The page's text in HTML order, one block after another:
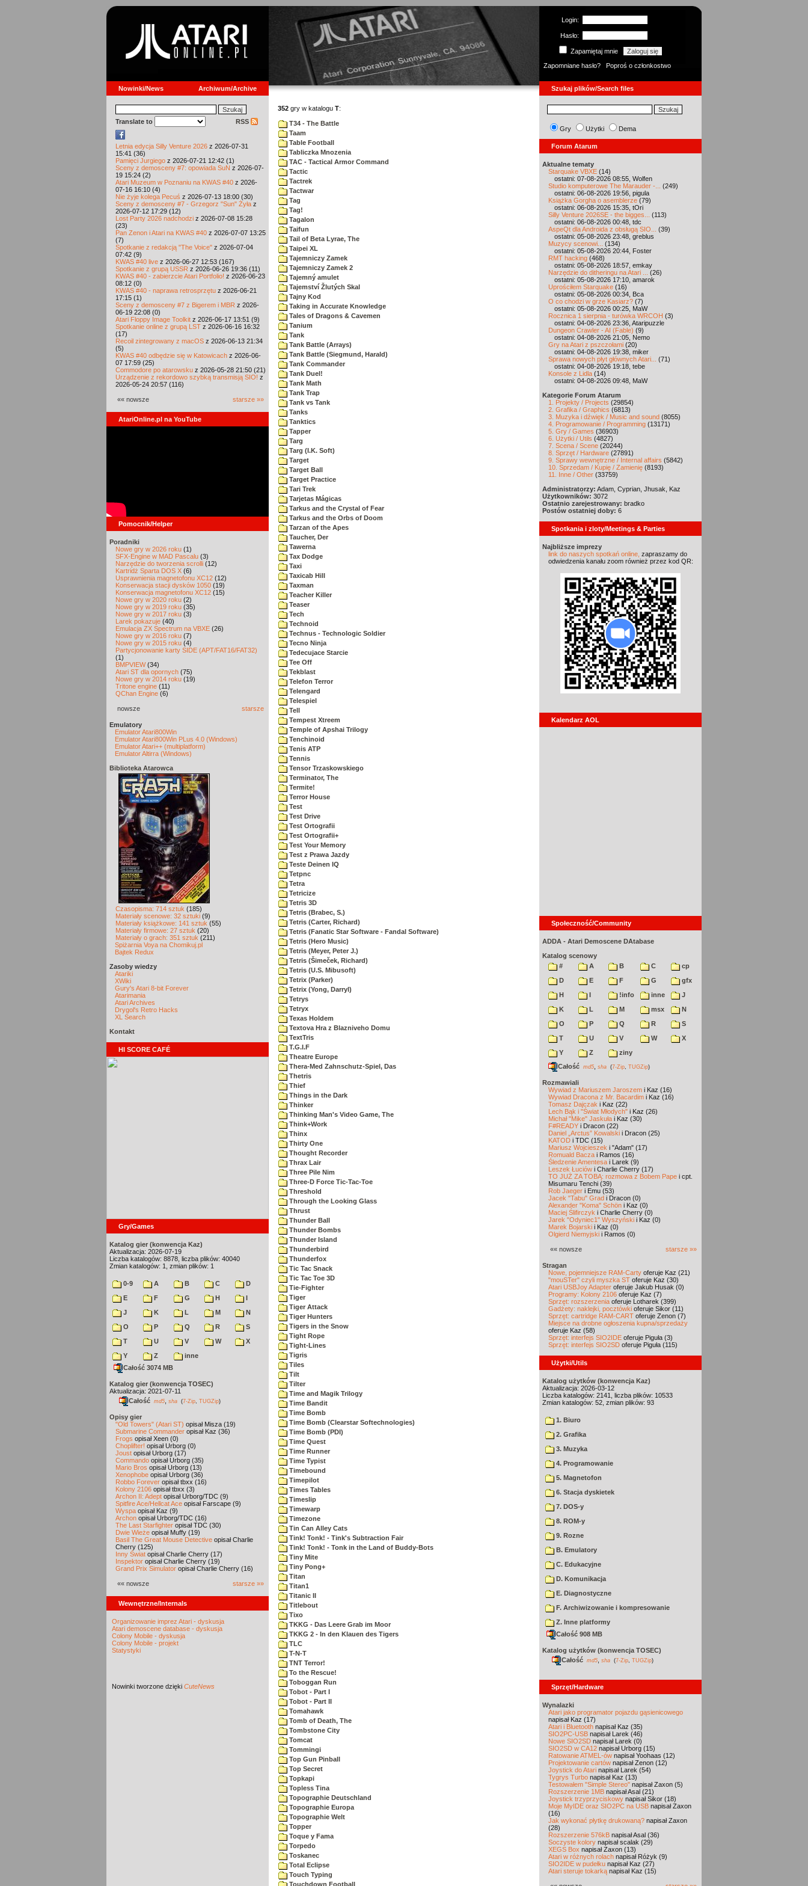
Login:
Hasło:
Zapamiętaj mnie
Zapomniane hasło?
Poproś o członkostwo
Nowinki/News Archiwum/Archive Szukaj plików/Search files
Translate to RSS
Letnia edycja Silly Venture 2026 z 2026-07-31
15:41 (36)
Pamięci Jurgiego z 2026-07-21 12:42 (1)
Sceny z demosceny #7: opowiada SuN z 2026-07-
19 15:24 (2)
Atari Muzeum w Poznaniu na KWAS #40 z 2026-
07-16 16:10 (4)
Nie żyje kolega Pecuś z 2026-07-13 18:00 (30)
Sceny z demosceny #7 - Grzegorz "Sun" Żyła z
2026-07-12 17:29 (12)
Lost Party 2026 nadchodzi z 2026-07-08 15:28
(23)
Pan Zenon i Atari na KWAS #40 z 2026-07-07 13:25
(7)
Spotkanie z redakcją "The Voice" z 2026-07-04
07:42 (9)
KWAS #40 live z 2026-06-27 12:53 (167)
Spotkanie z grupą USSR z 2026-06-26 19:36 (11)
KWAS #40 - zabierzcie Atari Portfolio! z 2026-06-23
08:12 (0)
KWAS #40 - naprawa retrosprzętu z 2026-06-21
17:15 (1)
Sceny z demosceny #7 z Bigerem i MBR z 2026-
06-19 22:08 (0)
Atari Floppy Image Toolkit z 2026-06-17 13:51 (9)
Spotkanie online z grupą LST z 2026-06-16 16:32
(17)
Recoil zintegrowany z macOS z 2026-06-13 21:34
(5)
KWAS #40 odbędzie się w Katowicach z 2026-06-
07 17:59 (25)
Commodore po atarowsku z 2026-05-28 21:50 (21)
Urządzenie z rekordowo szybką transmisją SIO! z
2026-05-24 20:57 (116)
«« nowsze starsze »»
AtariOnline.pl na YouTube
Pomocnik/Helper
Poradniki
Nowe gry w 2026 roku (1)
SFX-Engine w MAD Pascalu (3)
Narzędzie do tworzenia scrolli (12)
Kartridż Sparta DOS X (6)
Usprawnienia magnetofonu XC12 (12)
Konserwacja stacji dysków 1050 (19)
Konserwacja magnetofonu XC12 (15)
Nowe gry w 2020 roku (2)
Nowe gry w 2019 roku (35)
Nowe gry w 2017 roku (3)
Larek pokazuje (40)
Emulacja ZX Spectrum na VBXE (26)
Nowe gry w 2016 roku (7)
Nowe gry w 2015 roku (4)
Partycjonowanie karty SIDE (APT/FAT16/FAT32)
(1)
BMPVIEW(34)
Atari ST dla opornych (75)
Nowe gry w 2014 roku (19)
Tritone engine (11)
QChan Engine (6)
nowsze starsze
Emulatory
Emulator Atari800Win
Emulator Atari800Win PLus 4.0 (Windows)
Emulator Atari++ (multiplatform)
Emulator Altirra (Windows)
Biblioteka Atarowca
Czasopisma: 714 sztuk (185)
Materiały scenowe: 32 sztuki (9)
Materiały książkowe: 141 sztuk (55)
Materiały firmowe: 27 sztuk (20)
Materiały o grach: 351 sztuk (211)
Spiżarnia Voya na Chomikuj.pl
Bajtek Redux
Zasoby wiedzy
Atariki
XWiki
Gury's Atari 8-bit Forever
Atarimania
Atari Archives
Drygol's Retro Hacks
XL Search
Kontakt
HI SCORE CAFÉ
Gry/Games
Katalog gier (konwencja Kaz)
Aktualizacja: 2026-07-19
Liczba katalogów: 8878, liczba plików: 40040
Zmian katalogów: 1, zmian plików: 1
0-9 A B C
D
E
F G H
I
J
K L M
N
O
P Q R
S
T
U V W
X
Y
Z
inne
Całość 3074 MB
Katalog gier (konwencja TOSEC)
Aktualizacja: 2021-07-11
Całość md5 sha (7-Zip TUGZip)
Opisy gier
"Old Towers" (Atari ST) opisał Misza (19)
Submarine Commander opisał Kaz (36)
Frogs opisał Xeen (0)
Choplifter! opisał Urborg (0)
Joust opisał Urborg (17)
Commando opisał Urborg (35)
Mario Bros opisał Urborg (13)
Xenophobe opisał Urborg (36)
Robbo Forever opisał tbxx (16)
Kolony 2106 opisał tbxx (3)
Archon II: Adept opisał Urborg/TDC (9)
Spitfire Ace/Hellcat Ace opisał Farscape (9)
Wyspa opisał Kaz (9)
Archon opisał Urborg/TDC (16)
The Last Starfighter opisał TDC (30)
Dwie Wieże opisał Muffy (19)
Basil The Great Mouse Detective opisał Charlie
Cherry (125)
Inny Świat opisał Charlie Cherry (17)
Inspektor opisał Charlie Cherry (19)
Grand Prix Simulator opisał Charlie Cherry (16)
«« nowsze starsze »»
Wewnętrzne/Internals
Organizowanie imprez Atari - dyskusja
Atari demoscene database - dyskusja
Colony Mobile - dyskusja
Colony Mobile - projekt
Statystyki
Nowinki tworzone dzięki CuteNews
352 gry w katalogu T:
T34 - The Battle
Taam
Table Football
Tabliczka Mnozenia
TAC - Tactical Armor Command
Tactic
Tactrek
Tactwar
Tag
Tag!
Tagalon
Taifun
Tail of Beta Lyrae, The
Taipei XL
Tajemniczy Zamek
Tajemniczy Zamek 2
Tajemný amulet
Tajemství Žlutých Skal
Tajny Kod
Taking in Accurate Knowledge
Tales of Dragons & Cavemen
Tanium
Tank
Tank Battle (Arrays)
Tank Battle (Siegmund, Harald)
Tank Commander
Tank Duel!
Tank Math
Tank Trap
Tank vs Tank
Tanks
Tanktics
Tapper
Targ
Targ (I.K. Soft)
Target
Target Ball
Target Practice
Tari Trek
Tarjetas Mágicas
Tarkus and the Crystal of Fear
Tarkus and the Orbs of Doom
Tarzan of the Apes
Taucher, Der
Tawerna
Tax Dodge
Taxi
Taxicab Hill
Taxman
Teacher Killer
Teaser
Tech
Technoid
Technus - Technologic Soldier
Tecno Ninja
Tedecujace Starcie
Tee Off
Tekblast
Telefon Terror
Telengard
Telespiel
Tell
Tempest Xtreem
Temple of Apshai Trilogy
Tenchinoid
Tenis ATP
Tennis
Tensor Trzaskowskiego
Terminator, The
Termite!
Terror House
Test
Test Drive
Test Ortografii
Test Ortografii+
Test Your Memory
Test z Prawa Jazdy
Teste Deinen IQ
Tetpnc
Tetra
Tetricize
Tetris 3D
Tetris (Brabec, S.)
Tetris (Carter, Richard)
Tetris (Fanatic Star Software - Fandal Software)
Tetris (Hero Music)
Tetris (Meyer, Peter J.)
Tetris (Šimeček, Richard)
Tetris (U.S. Mibusoft)
Tetrix (Parker)
Tetrix (Yong, Darryl)
Tetrys
Tetryx
Texas Holdem
Textova Hra z Blazniveho Domu
TextTris
T.G.I.F
Theatre Europe
Thera-Med Zahnschutz-Spiel, Das
Thetris
Thief
Things in the Dark
Thinker
Thinking Man's Video Game, The
Think+Work
Thinx
Thirty One
Thought Recorder
Thrax Lair
Three Pile Nim
Three-D Force Tic-Tac-Toe
Threshold
Through the Looking Glass
Thrust
Thunder Ball
Thunder Bombs
Thunder Island
Thunderbird
Thunderfox
Tic Tac Snack
Tic Tac Toe 3D
Tie-Fighter
Tiger
Tiger Attack
Tiger Hunters
Tigers in the Snow
Tight Rope
Tight-Lines
Tigris
Tiles
Tilt
Tilter
Time and Magik Trilogy
Time Bandit
Time Bomb
Time Bomb (Clearstar Softechnologies)
Time Bomb (PDI)
Time Quest
Time Runner
Time Typist
Timebound
Timepilot
Times Tables
Timeslip
Timewarp
Timezone
Tin Can Alley Cats
Tink! Tonk! - Tink's Subtraction Fair
Tink! Tonk! - Tonk in the Land of Buddy-Bots
Tiny Mite
Tiny Pong+
Titan
Titan1
Titanic II
Titlebout
Tixo
TKKG - Das Leere Grab im Moor
TKKG 2 - In den Klauen des Tigers
TLC
T-N-T
TNT Terror!
To the Rescue!
Toboggan Run
Tobot - Part I
Tobot - Part II
Tomahawk
Tomb of Death, The
Tombstone City
Tomcat
Tommingi
Top Gun Pinball
Top Secret
Topkapi
Topless Tina
Topographie Deutschland
Topographie Europa
Topographie Welt
Topper
Toque y Fama
Torpedo
Toskanec
Total Eclipse
Touch Typing
Touchdown Football
Gry Użytki Dema
Forum Atarum
Aktualne tematy
Starquake VBXE (14)
ostatni: 07-08-2026 08:55, Wolfen
Studio komputerowe The Marauder -...
(249)
ostatni: 06-08-2026 19:56, pigula
Książka Gorgha o asemblerze (79)
ostatni: 06-08-2026 15:35, tOri
Silly Venture 2026SE - the bigges...
(113)
ostatni: 06-08-2026 00:48, tdc
AspeQt dla Androida z obsługą SIO...
(39)
ostatni: 05-08-2026 23:48, greblus
Muzycy scenowi...
(134)
ostatni: 05-08-2026 20:44, Foster
RMT hacking (468)
ostatni: 05-08-2026 18:57, emkay
Narzędzie do ditheringu na Atari ...
(26)
ostatni: 05-08-2026 17:10, amarok
Uprościłem Starquake (16)
ostatni: 05-08-2026 00:34, Bca
O co chodzi w grze Kasiarz? (7)
ostatni: 05-08-2026 00:25, MaW
Rocznica 1 sierpnia - turówka WRCOH (3)
ostatni: 04-08-2026 23:36, Ataripuzzle
Dungeon Crawler - AI (Fable) (9)
ostatni: 04-08-2026 21:05, Nemo
Gry na Atari z pszczołami (20)
ostatni: 04-08-2026 19:38, miker
Sprawa nowych płyt głównych Atari...
(71)
ostatni: 04-08-2026 19:18, tebe
Konsole z Lidla (14)
ostatni: 04-08-2026 09:48, MaW
Kategorie Forum Atarum
1. Projekty / Projects (29854)
2. Grafika / Graphics (6813)
3. Muzyka i dźwięk / Music and sound (8055)
4. Programowanie / Programming (13171)
5. Gry / Games (36903)
6. Użytki / Utils (4827)
7. Scena / Scene (20244)
8. Sprzęt / Hardware (27891)
9. Sprawy wewnętrzne / Internal affairs (5842)
10. Sprzedam / Kupię / Zamienię (8193)
11. Inne / Other (33759)
Administratorzy: Adam, Cyprian, Jhusak, Kaz
Użytkowników: 3072
Ostatnio zarejestrowany: bradko
Postów ostatniej doby: 6
Spotkania i zloty/Meetings & Parties
Najbliższe imprezy
link do naszych spotkań online, zapraszamy do
odwiedzenia kanału zoom również przez kod QR:
Kalendarz AOL
Społeczność/Community
ADDA - Atari Demoscene DAtabase
Katalog scenowy
#
A B C
cp
D
E F G
gfx
H
I !info inne
J
K
L M msx
N
O
P Q R
S
T
U V W
X
Y
Z
ziny
Całość md5 sha (7-Zip TUGZip)
Rozmawiali
Wywiad z Mariuszem Jaroszem i Kaz (16)
Wywiad Dracona z Mr. Bacardim i Kaz (16)
Tomasz Dajczak i Kaz (22)
Lech Bąk i "Świat Młodych" i Kaz (26)
Michał "Mike" Jaskuła i Kaz (30)
F#READY i Dracon (22)
Daniel „Arctus” Kowalski i Dracon (25)
KATOD i TDC (15)
Mariusz Wojcieszek i "Adam" (17)
Romuald Bacza i Ramos (16)
Śledzenie Amentesa i Larek (9)
Leszek Łuciów i Charlie Cherry (17)
TO JUŻ ZA TOBĄ: rozmowa z Bobem Pape i cpt.
Misumaru Tenchi (39)
Rob Jaeger i Emu (53)
Jacek "Tabu" Grad i Dracon (0)
Alexander "Koma" Schön i Kaz (0)
Maciej Ślifirczyk i Charlie Cherry (0)
Jarek "Odyniec1" Wyszyński i Kaz (0)
Marek Bojarski i Kaz (0)
Olgierd Niemyjski i Ramos (0)
«« nowsze starsze »»
Stragan
Nowe, pojemniejsze RAM-Carty oferuje Kaz (21)
"mouSTer" czyli myszka ST oferuje Kaz (30)
Atari USBJoy Adapter oferuje Jakub Husak (0)
Programy: Kolony 2106 oferuje Kaz (7)
Sprzęt: rozszerzenia oferuje Lotharek (399)
Gadżety: naklejki, pocztówki oferuje Sikor (11)
Sprzęt: cartridge RAM-CART oferuje Zenon (7)
Miejsce na drobne ogłoszenia kupna/sprzedaży
oferuje Kaz (58)
Sprzęt: interfejs SIO2IDE oferuje Piguła (3)
Sprzęt: interfejs SIO2SD oferuje Piguła (115)
Użytki/Utils
Katalog użytków (konwencja Kaz)
Aktualizacja: 2026-03-12
Liczba katalogów: 2141, liczba plików: 10533
Zmian katalogów: 52, zmian plików: 93
1. Biuro
2. Grafika
3. Muzyka
4. Programowanie
5. Magnetofon
6. Stacja dyskietek
7. DOS-y
8. ROM-y
9. Rozne
B. Emulatory
C. Edukacyjne
D. Komunikacja
E. Diagnostyczne
F. Archiwizowanie i kompresowanie
Z. Inne platformy
Całość 908 MB
Katalog użytków (konwencja TOSEC)
Całość md5 sha (7-Zip TUGZip)
Sprzęt/Hardware
Wynalazki
Atari jako programator pojazdu gąsienicowego
napisał Kaz (17)
Atari i Bluetooth napisał Kaz (35)
SIO2PC-USB napisał Larek (46)
Nowe SIO2SD napisał Larek (0)
SIO2SD w CA12 napisał Urborg (15)
Ratowanie ATMEL-ów napisał Yoohaas (12)
Projektowanie cartów napisał Zenon (12)
Joystick do Atari napisał Larek (54)
Tygrys Turbo napisał Kaz (13)
Testowałem "Simple Stereo" napisał Zaxon (5)
Rozszerzenie 1MB napisał Asal (21)
Joystick trzyprzyciskowy napisał Sikor (18)
Moje MyIDE oraz SIO2PC na USB napisał Zaxon
(16)
Jak wykonać płytkę drukowaną? napisał Zaxon
(28)
Rozszerzenie 576kB napisał Asal (36)
Soczyste kolory napisał scalak (29)
XEGS Box napisał Zaxon (13)
Atari w różnych rolach napisał Różyk (9)
SIO2IDE w pudełku napisał Kaz (27)
Atari steruje tokarką napisał Kaz (15)